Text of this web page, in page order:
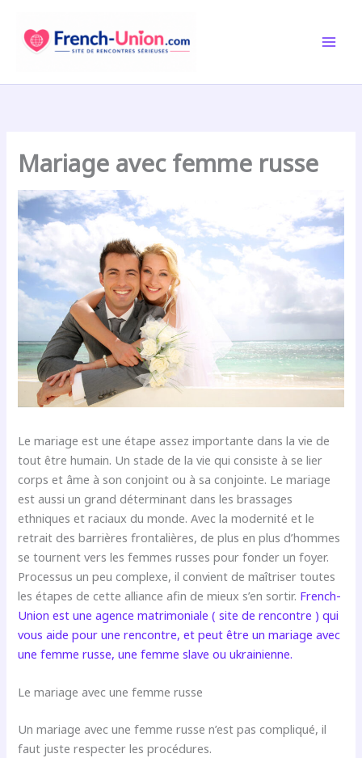
contenu
Mariage avec femme russe
Le mariage est une étape assez importante dans la vie de
tout être humain. Un stade de la vie qui consiste à se lier
corps et âme à son conjoint ou à sa conjointe. Le mariage
est aussi un grand déterminant dans les brassages
ethniques et raciaux du monde. Avec la modernité et le
retrait des barrières frontalières, de plus en plus d’hommes
se tournent vers les femmes russes pour fonder un foyer.
Processus un peu complexe, il convient de maîtriser toutes
les étapes de cette alliance afin de mieux s’en sortir. French-
Union est une agence matrimoniale ( site de rencontre ) qui
vous aide pour une rencontre, et peut être un mariage avec
une femme russe, une femme slave ou ukrainienne.
Le mariage avec une femme russe
Un mariage avec une femme russe n’est pas compliqué, il
faut juste respecter les procédures.